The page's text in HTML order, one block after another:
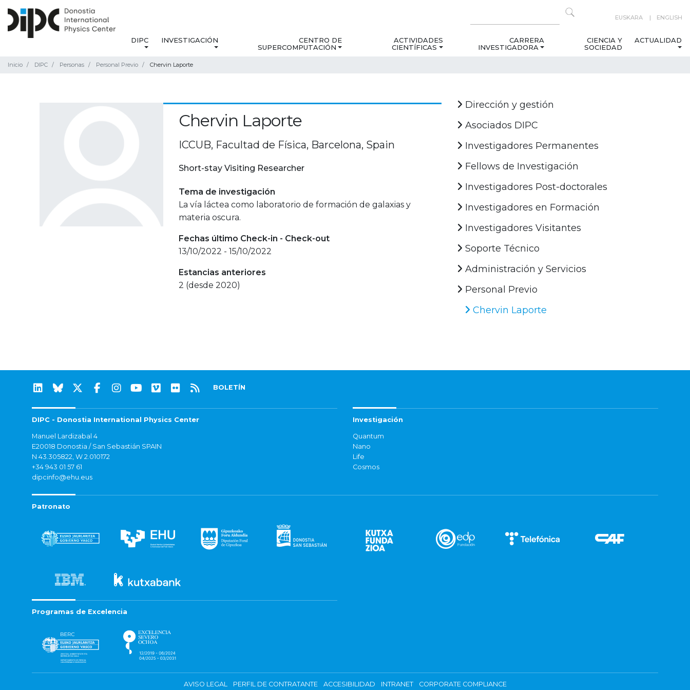
EUSKARA ENGLISH
DIPC INVESTIGACIÓN
CENTRO DE
SUPERCOMPUTACIÓN
ACTIVIDADES
CIENTÍFICAS
CARRERA
INVESTIGADORA
CIENCIA Y
SOCIEDAD
ACTUALIDAD
Inicio DIPC Personas Personal Previo Chervin Laporte
Chervin Laporte
ICCUB, Facultad de Física, Barcelona, Spain
Short-stay Visiting Researcher
Tema de investigación
La vía láctea como laboratorio de formación de galaxias y
materia oscura.
Fechas último Check-in - Check-out
13/10/2022 - 15/10/2022
Estancias anteriores
2 (desde 2020)
Dirección y gestión
Asociados DIPC
Investigadores Permanentes
Fellows de Investigación
Investigadores Post-doctorales
Investigadores en Formación
Investigadores Visitantes
Soporte Técnico
Administración y Servicios
Personal Previo
Chervin Laporte
BOLETÍN
DIPC - Donostia International Physics Center
Manuel Lardizabal 4
E20018 Donostia / San Sebastián SPAIN
N 43.305822, W 2.010172
+34 943 01 57 61
dipcinfo@ehu.eus
Investigación
Quantum
Nano
Life
Cosmos
Patronato
Programas de Excelencia
AVISO LEGAL PERFIL DE CONTRATANTE ACCESIBILIDAD INTRANET CORPORATE COMPLIANCE